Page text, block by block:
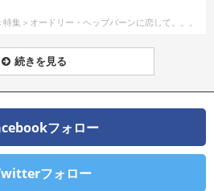
特集＞オードリー・ヘップバーンに恋して。。。
続きを見る
フォロー
フォロー